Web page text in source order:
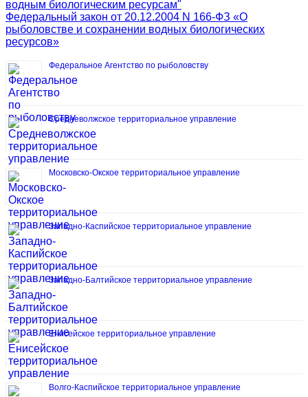
водным биологическим ресурсам"
Федеральный закон от 20.12.2004 N 166-ФЗ «О
рыболовстве и сохранении водных биологических
ресурсов»
Федеральное Агентство по рыболовству
Средневолжское территориальное управление
Московско-Окское территориальное управление
Западно-Каспийское территориальное управление
Западно-Балтийское территориальное управление
Енисейское территориальное управление
Волго-Каспийское территориальное управление